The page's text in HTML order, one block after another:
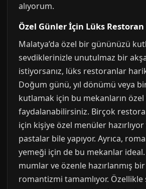
alıyorum.
Özel Günler İçin Lüks
Malatya’da özel bir gününüzü
sevdiklerinizle unutulmaz bir
istiyorsanız, lüks restoranlar
Doğum günü, yıl dönümü veya bir
kutlamak için bu mekanların
faydalanabilirsiniz. Birçok
için kişiye özel menüler
pastalar bile yapıyor. Ayrıca,
yemeği için de bu mekanlar ideal.
mumlar ve özenle hazırlanmış
romantizmi tamamlıyor. Özellikle